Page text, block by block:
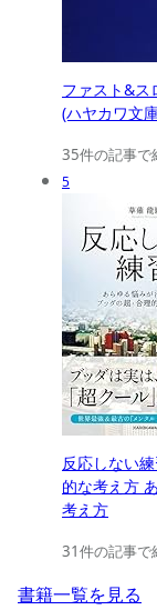
ファスト&ス
(ハヤカワ文
35件の記事で
5
反応しない
的な考え方
考え方
31件の記事で
書籍一覧を見る